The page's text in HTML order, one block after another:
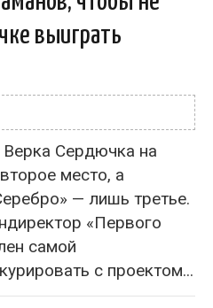
выиграть
Сердючка на
место, а
— лишь третье.
«Первого
самой
с проектом...